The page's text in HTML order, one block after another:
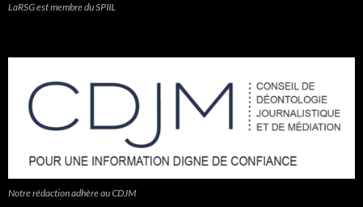
LaRSG est membre du SPIIL
Notre rédaction adhère au CDJM